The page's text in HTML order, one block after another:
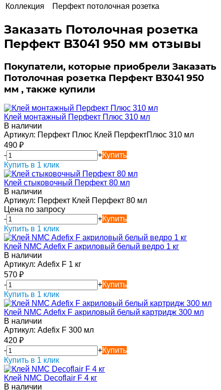
Коллекция
Перфект потолочная розетка
Заказать Потолочная розетка
Перфект B3041 950 мм отзывы
Покупатели, которые приобрели Заказать
Потолочная розетка Перфект B3041 950
мм , также купили
Клей монтажный Перфект Плюс 310 мл
В наличии
Артикул: Перфект Плюс Клей ПерфектПлюс 310 мл
490 ₽
-
+Купить
Купить в 1 клик
Клей стыковочный Перфект 80 мл
В наличии
Артикул: Перфект Клей Перфект 80 мл
Цена по запросу
-
+Купить
Купить в 1 клик
Клей NMC Adefix F акриловый белый ведро 1 кг
В наличии
Артикул: Adefix F 1 кг
570 ₽
-
+Купить
Купить в 1 клик
Клей NMC Adefix F акриловый белый картридж 300 мл
В наличии
Артикул: Adefix F 300 мл
420 ₽
-
+Купить
Купить в 1 клик
Клей NMC Decoflair F 4 кг
В наличии